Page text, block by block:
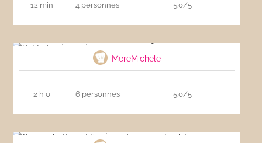
12 min 4 personnes 5.0/5
MereMichele
2 h 0 6 personnes 5.0/5
Courge butternut farcie au fromage de